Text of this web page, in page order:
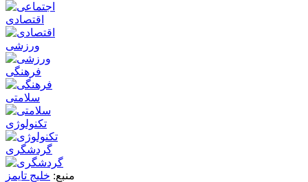
اقتصادی
ورزشی
فرهنگی
سلامتی
تکنولوژی
گردشگری
منبع: خلیج تایمز